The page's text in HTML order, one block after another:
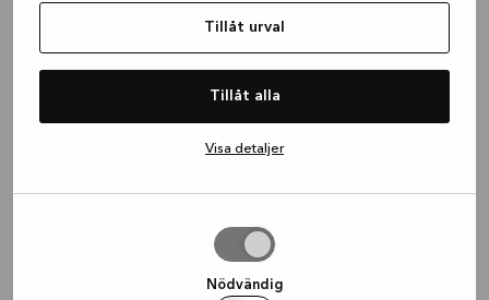
Tillåt urval
Tillåt alla
Visa detaljer
Nödvändig